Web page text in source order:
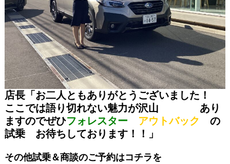
店長「お二人ともありがとうございました！
ここでは語り切れない魅力が沢山 あり
ますのでぜひフォレスター アウトバック の
試乗 お待ちしております！！」
その他試乗＆商談のご予約はコチラを